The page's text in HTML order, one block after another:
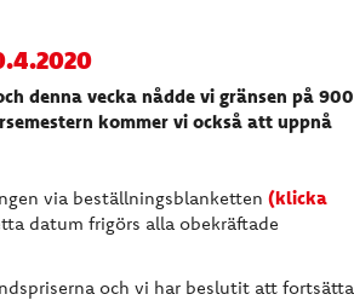
denna vecka nådde vi gränsen på 900
kommer vi också att uppnå
via beställningsblanketten (klicka
datum frigörs alla obekräftade
och vi har beslutit att fortsätta